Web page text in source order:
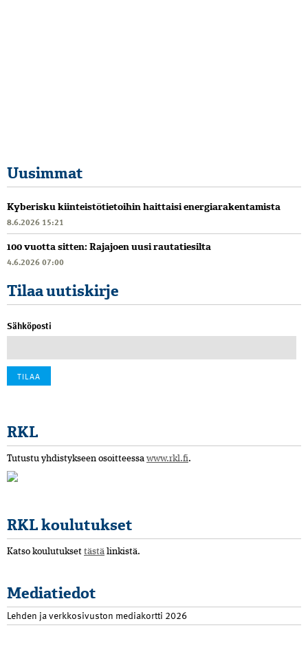
Uusimmat
Kyberisku kiinteistötietoihin haittaisi energiarakentamista
8.6.2026 15:21
100 vuotta sitten: Rajajoen uusi rautatiesilta
4.6.2026 07:00
Tilaa uutiskirje
Sähköposti
RKL
Tutustu yhdistykseen osoitteessa www.rkl.fi.
RKL koulutukset
Katso koulutukset tästä linkistä.
Mediatiedot
Lehden ja verkkosivuston mediakortti 2026